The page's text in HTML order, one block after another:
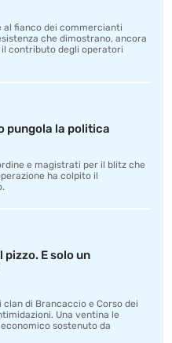
al fianco dei commercianti
che dimostrano, ancora
contributo degli operatori
pungola la politica
e magistrati per il blitz che
ha colpito il
E solo un
di Brancaccio e Corso dei
Una ventina le
sostenuto da